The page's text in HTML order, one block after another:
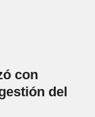
con
del